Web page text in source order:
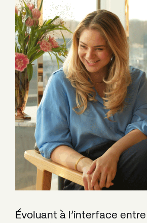
Évoluant à l’interface